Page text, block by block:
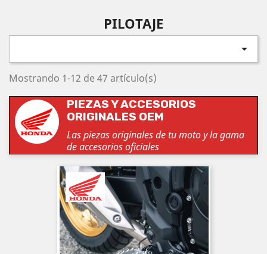
PILOTAJE

Mostrando 1-12 de 47 artículo(s)
PIEZAS Y ACCESORIOS
ORIGINALES OEM
Las piezas originales de tu moto y la gama
de accesorios oficiales